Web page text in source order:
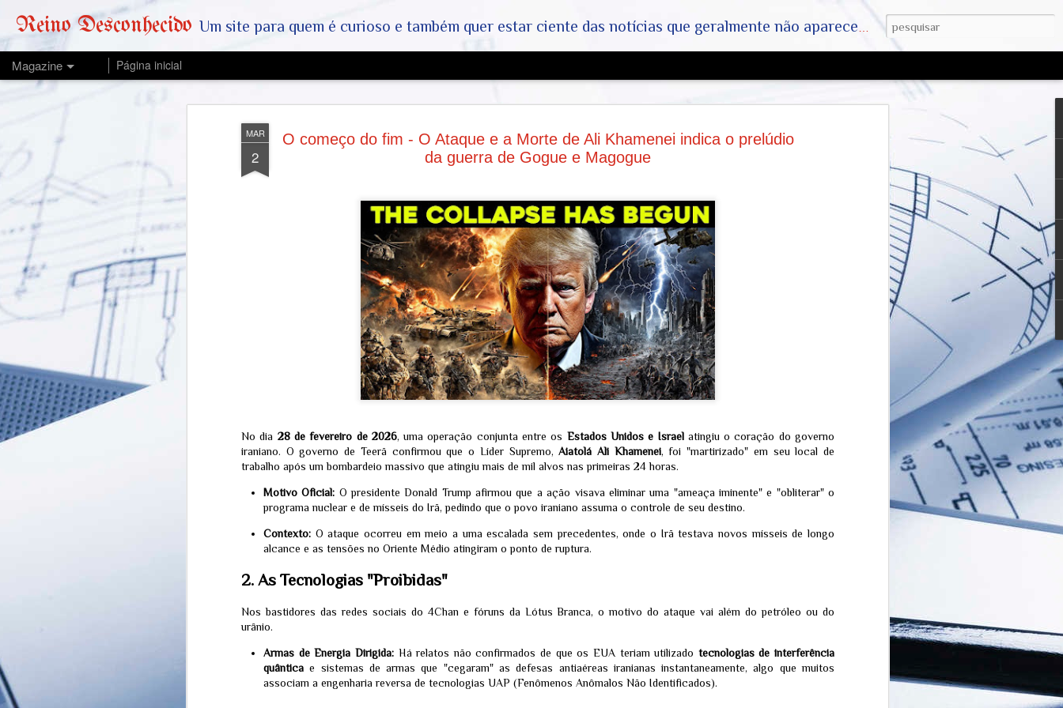
MAR
2
O começo do fim - O Ataque e a Morte de Ali Khamenei indica o prelúdio
da guerra de Gogue e Magogue
No dia 28 de fevereiro de 2026, uma operação conjunta entre os Estados Unidos e Israelatingiu o coração do governo
iraniano. O governo de Teerã confirmou que o Líder Supremo,Aiatolá Ali Khamenei, foi "martirizado" em seu local de
trabalho após um bombardeio massivo que atingiu mais de mil alvos nas primeiras 24 horas.
Motivo Oficial: O presidente Donald Trump afirmou que a ação visava eliminar uma "ameaça iminente" e "obliterar" o
programa nuclear e de mísseis do Irã, pedindo que o povo iraniano assuma o controle de seu destino.
Contexto: O ataque ocorreu em meio a uma escalada sem precedentes, onde o Irã testava novos mísseis de longo
alcance e as tensões no Oriente Médio atingiram o ponto de ruptura.
2. As Tecnologias "Proibidas"
Nos bastidores das redes sociais do 4Chan e fóruns da Lótus Branca, o motivo do ataque vai além do petróleo ou do
urânio.
Armas de Energia Dirigida:Há relatos não confirmados de que os EUA teriam utilizado tecnologias de interferência
quântica e sistemas de armas que "cegaram" as defesas antiaéreas iranianas instantaneamente, algo que muitos
associam a engenharia reversa de tecnologias UAP (Fenômenos Anômalos Não Identificados).
Reino Desconhecido Um site para quem é curioso e também quer estar ciente das notícias que geralmente não aparecem na grande mídia. Abram a mente, pensem fora da caixinha. SAIAM DA MATRIX !! A VERDADE ESTÁ LA FORA
Magazine Página inicial
5
- COVID-19, Dr Anthony Fauci e
a Máfia da Mídia e das
Origem do Vírus e o Papel do Dr. Anthony Fauci
A existência do vírus SARS-CoV-2 é respaldada pelo sequenciamento
genético e pelo isolamento do patógeno por milhares de
laboratórios independentes globalmente. Contudo, a condução das
políticas pelo Dr. Anthony Fauci (então diretor do NIAID nos EUA) e
o seu depoimento ao Congresso americano foram alvos de rigorosas
investigações:
E-mails e Depoimentos: A divulgação de e-mails de Fauci e suas
audiências no Congresso revelaram mudanças frequentes de
posicionamento técnico (como a transição sobre a necessidade do
uso generalizado de máscaras no início de 2020) e discussões
internas sobre a hipótese de vazamento de laboratório em Wuhan
versus origem zoonótica.
SINGAPURA: O
Desaparecimento do
Influencer que pode ter
revelado a passagem
para uma realidade
30
Apocalipse": A
Invasão da
HuggingFace pela
OpenAI - ELES
ESTÃO
20
FIFA mostrando, de
próximo eclipse em 12
de agosto - Um ataque
está programado
15
transição espiritual que
está pronta para
enfrentar
A teoria esotérica do "The